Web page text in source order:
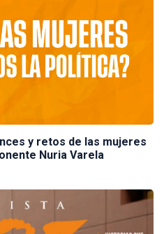
y retos de las mujeres
Nuria Varela